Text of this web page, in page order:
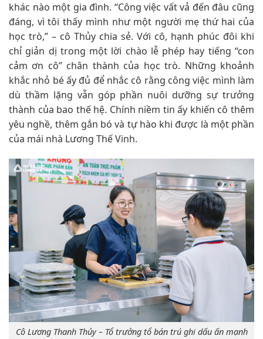
khác nào một gia đình. “Công việc vất vả đến đâu cũng
đáng, vì tôi thấy mình như một người mẹ thứ hai của
học trò,” – cô Thủy chia sẻ. Với cô, hạnh phúc đôi khi
chỉ giản dị trong một lời chào lễ phép hay tiếng “con
cảm ơn cô” chân thành của học trò. Những khoảnh
khắc nhỏ bé ấy đủ để nhắc cô rằng công việc mình làm
dù thầm lặng vẫn góp phần nuôi dưỡng sự trưởng
thành của bao thế hệ. Chính niềm tin ấy khiến cô thêm
yêu nghề, thêm gắn bó và tự hào khi được là một phần
của mái nhà Lương Thế Vinh.
Cô Lương Thanh Thủy – Tổ trưởng tổ bán trú ghi dấu ấn mạnh